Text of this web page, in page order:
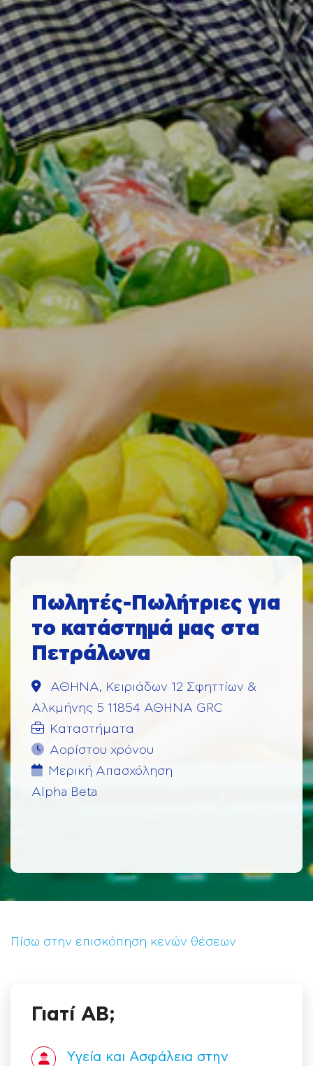
Πωλητές-Πωλήτριες για
το κατάστημά μας στα
Πετράλωνα
ΑΘΗΝΑ, Κειριάδων 12 Σφηττίων &
Αλκμήνης 5 11854 ΑΘΗΝΑ GRC
Καταστήματα
Αορίστου χρόνου
Μερική Aπασχόληση
Alpha Beta
Πίσω στην επισκόπηση κενών θέσεων
Γιατί ΑΒ;
Υγεία και Ασφάλεια στην